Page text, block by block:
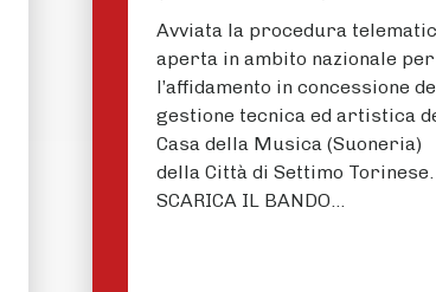
Avviata la procedura
aperta in ambito nazionale per
l’affidamento in concessione
gestione tecnica ed artistica
Casa della Musica (Suoneria)
della Città di Settimo Torinese.
SCARICA IL BANDO…